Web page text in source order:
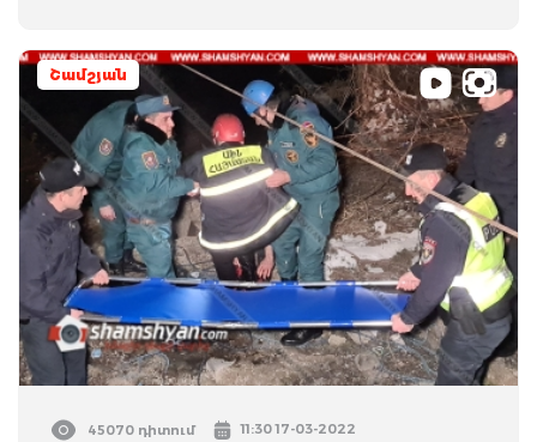
Շամշյան
45070 դիտում 11:30 17-03-2022